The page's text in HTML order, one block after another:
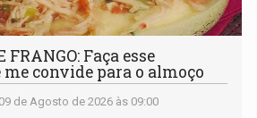
FRANGO: Faça esse
convide para o almoço
09 de Agosto de 2026 às 09:00